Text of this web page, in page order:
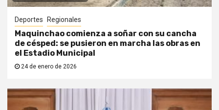
Deportes Regionales
Maquinchao comienza a soñar con su cancha
de césped: se pusieron en marcha las obras en
el Estadio Municipal
24 de enero de 2026